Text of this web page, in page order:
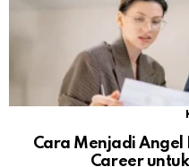
Cara Menjadi Angel
Career